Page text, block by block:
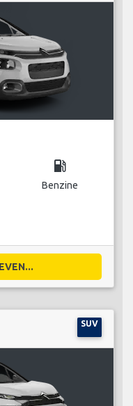
local_gas_station
Benzine
SUV